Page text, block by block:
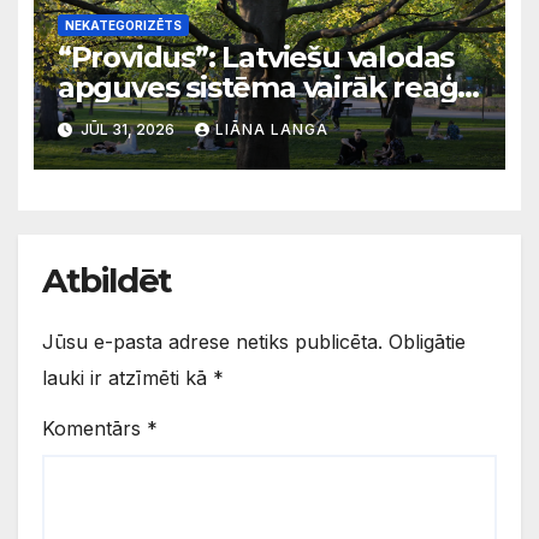
NEKATEGORIZĒTS
“Providus”: Latviešu valodas
apguves sistēma vairāk reaģē
uz krīzēm nekā ilgtermiņa
migrācijas tendencēm
JŪL 31, 2026 LIĀNA LANGA
Atbildēt
Jūsu e-pasta adrese netiks publicēta. Obligātie
lauki ir atzīmēti kā *
Komentārs *